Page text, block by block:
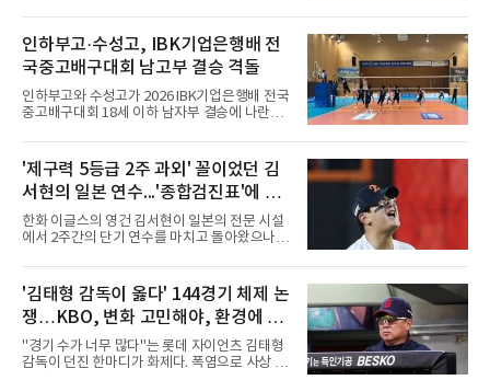
리츠와 마이애미 말린스를 거쳐 메츠에 둥지를
틀며 반등을 노렸으나
행배 전국중고배구대회 18세 이하 여자부 결승
에서 선명여고를 세트스코어 3-1(13-25, 25-14,
25-17, 25-10)로 물리치고 우승을 차지했다.첫
세트를 13-25로 내주며 불안하게 출발한 중앙여
고는 이후 조직력을 되찾아 2세트부터 경기 주
도권을 완전히 장악했다. 강한 서브와 탄탄한 수
비를 앞세워 내리 세 세트를 따내며 짜릿한 역전
권대회 결승에서 모두 선명여고에 패해 준우승
에 머물렀다. 그러나 세 번째
인하부고·수성고, IBK기업은행배 전
국중고배구대회 남고부 결승 격돌
인하부고와 수성고가 2026 IBK기업은행배 전국
중고배구대회 18세 이하 남자부 결승에 나란히
하부고는 5일 충북 제천실내체육관에서 열린 대
회 남자 18세 이하부 준결승에서 남성고를 세트
스코어 3-1(25-17, 17-25, 25-21, 25-17)로 꺾
고 결승행 티켓을 따냈다. 인하부고는 높은 공격
성공률을 앞세워 경기 주도권을 잡으며 승리를
거뒀다.수성고도 준결승에서 속초고를 상대로
안정된 조직력을 바탕으로 3-1(25-23, 25-16,
고는 인하부고와 우승을 다툴 기회를 잡았다.여
자 18세 이하부에서는 중앙여고
'제구력 5등급 2주 과외' 꼴이었던 김
서현의 일본 연수...'종합검진표'에 불
과
한화 이글스의 영건 김서현이 일본의 전문 시설
에서 2주간의 단기 연수를 마치고 돌아왔으나,
출하며 야구 팬들과 전문가들 사이에 씁쓸한 뒷
맛을 남기고 있다.출국 당시만 해도 선수의 고질
적인 제구 문제를 해결할 특효약이 될 것처럼 포
장되었던 이번 연수는, 뚜껑을 열어보니 '제구력
5등급에게 2주짜리 족집게 과외를 붙여 1등급을
기대한 꼴'이었다는 냉정한 평가를 피하기 어렵
게 됐다.야구에서 투수의 제구력은 오랜 시간 투
'김태형 감독이 옳다' 144경기 체제 논
쟁…KBO, 변화 고민해야, 환경에 맞
는 경기 수가 바람직
"경기 수가 너무 많다"는 롯데 자이언츠 김태형
감독이 던진 한마디가 화제다. 폭염으로 사상 초